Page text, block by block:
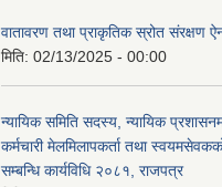
वातावरण तथा प्राकृतिक स्रोत संरक्षण
मिति: 02/13/2025 - 00:00
न्यायिक समिति सदस्य, न्यायिक
कर्मचारी मेलमिलापकर्ता तथा
सम्बन्धि कार्यविधि २०८१, राजपत्र